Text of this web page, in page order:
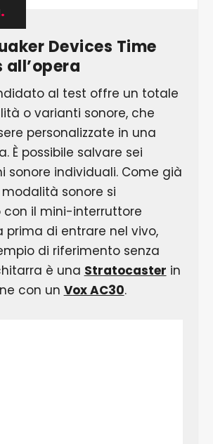
.
Devices Time
all’opera
al test offre un totale
o varianti sonore, che
personalizzate in una
È possibile salvare sei
sonore individuali. Come già
sonore si
con il mini-interruttore
prima di entrare nel vivo,
di riferimento senza
è una Stratocaster in
con un Vox AC30.